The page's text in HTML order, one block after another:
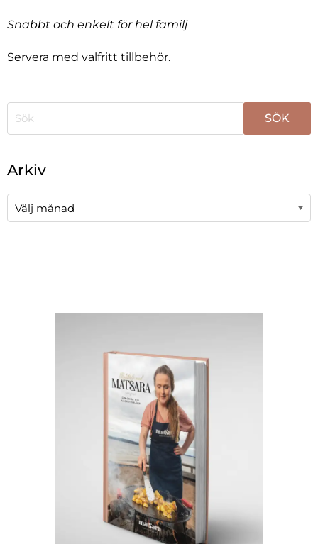
Snabbt och enkelt för hel familj
Servera med valfritt tillbehör.
Arkiv